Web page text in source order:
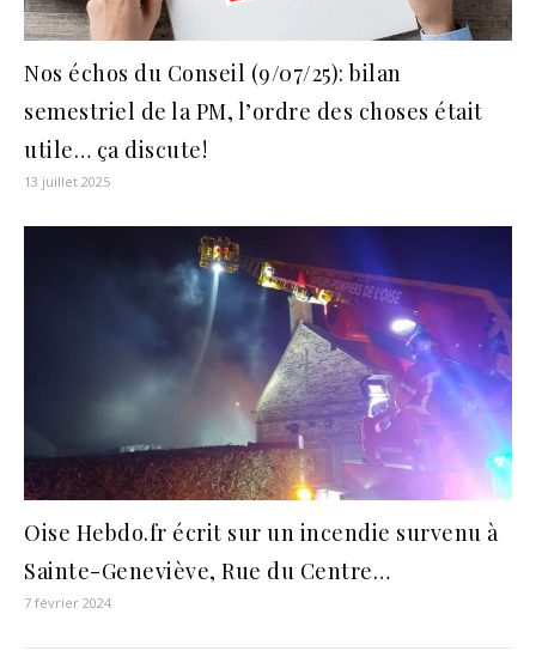
Nos échos du Conseil (9/07/25): bilan
semestriel de la PM, l’ordre des choses était
utile… ça discute!
13 juillet 2025
Oise Hebdo.fr écrit sur un incendie survenu à
Sainte-Geneviève, Rue du Centre…
7 février 2024